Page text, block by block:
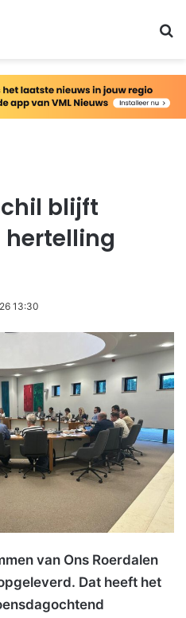
blijft
hertelling
13:30
van Ons Roerdalen
Dat heeft het